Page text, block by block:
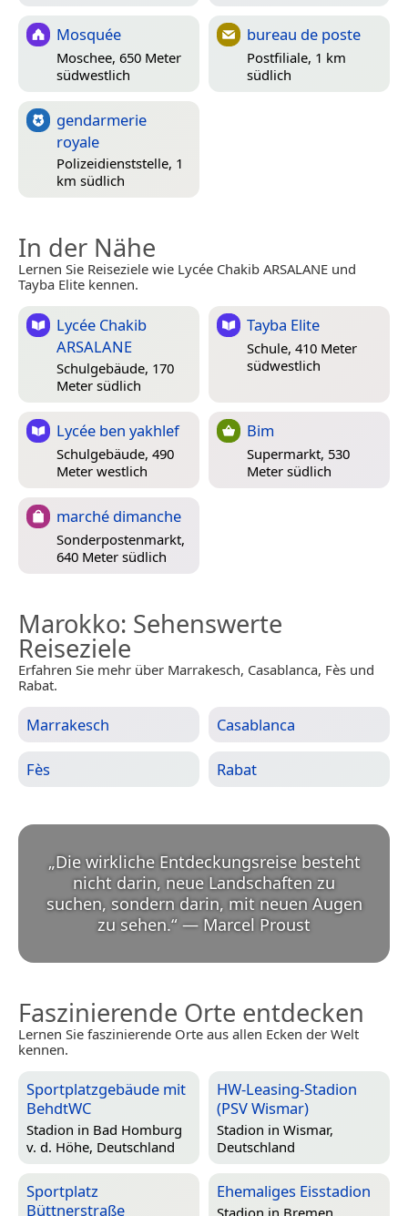
Mosquée
Moschee, 650 Meter
südwestlich
bureau de poste
Postfiliale, 1 km
südlich
gendarmerie
royale
Polizeidienststelle, 1
km südlich
In der Nähe
Lernen Sie Reiseziele wie Lycée Chakib ARSALANE und
Tayba Elite kennen.
Lycée Chakib
ARSALANE
Schulgebäude, 170
Meter südlich
Tayba Elite
Schule, 410 Meter
südwestlich
Lycée ben yakhlef
Schulgebäude, 490
Meter westlich
Bim
Supermarkt, 530
Meter südlich
marché dimanche
Sonderpostenmarkt,
640 Meter südlich
Marokko: Sehenswerte
Reiseziele
Erfahren Sie mehr über Marrakesch, Casablanca, Fès und
Rabat.
Marrakesch Casablanca
Fès Rabat
„Die wirkliche Entdeckungsreise besteht
nicht darin, neue Landschaften zu
suchen, sondern darin, mit neuen Augen
zu sehen.“ — Marcel Proust
Faszinierende Orte entdecken
Lernen Sie faszinierende Orte aus allen Ecken der Welt
kennen.
Sportplatzgebäude mit
BehdtWC
Stadion in Bad Homburg
v. d. Höhe, Deutschland
HW-Leasing-Stadion
(PSV Wismar)
Stadion in Wismar,
Deutschland
Sportplatz
Büttnerstraße
Ehemaliges Eisstadion
Stadion in Bremen,